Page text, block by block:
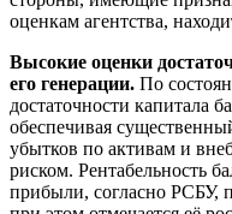
оценкам агентства,
Высокие оценки
его генерации. По
достаточности капитала
обеспечивая
убытков по активам и
риском. Рентабельность
прибыли, согласно РСБУ,